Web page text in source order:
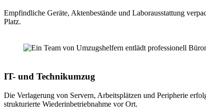
Empfindliche Geräte, Aktenbestände und Laborausstattung
Platz.
IT- und Technikumzug
Die Verlagerung von Servern, Arbeitsplätzen und Peripherie
strukturierte Wiederinbetriebnahme vor Ort.